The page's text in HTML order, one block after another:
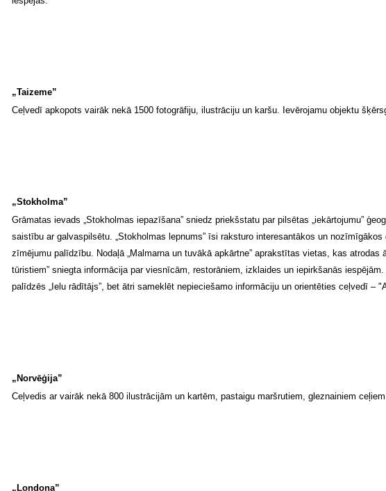
„Taizeme”
Ceļvedī apkopots vairāk nekā 1500 fotogrāfiju, ilustrāciju un karšu. Ievērojamu objektu
„Stokholma”
Grāmatas ievads „Stokholmas iepazīšana” sniedz priekšstatu par pilsētas „iekārtojumu”
saistību ar galvaspilsētu. „Stokholmas lepnums” īsi raksturo interesantākos un
zīmējumu palīdzību. Nodaļā „Malmarna un tuvākā apkārtne” aprakstītas vietas, kas
tūristiem” sniegta informācija par viesnīcām, restorāniem, izklaides un iepirkšanās
palīdzēs „Ielu rādītājs”, bet ātri sameklēt nepieciešamo informāciju un orientēties ceļvedī –
„Norvēģija”
Ceļvedis ar vairāk nekā 800 ilustrācijām un kartēm, pastaigu maršrutiem, gleznainiem
„Londona”